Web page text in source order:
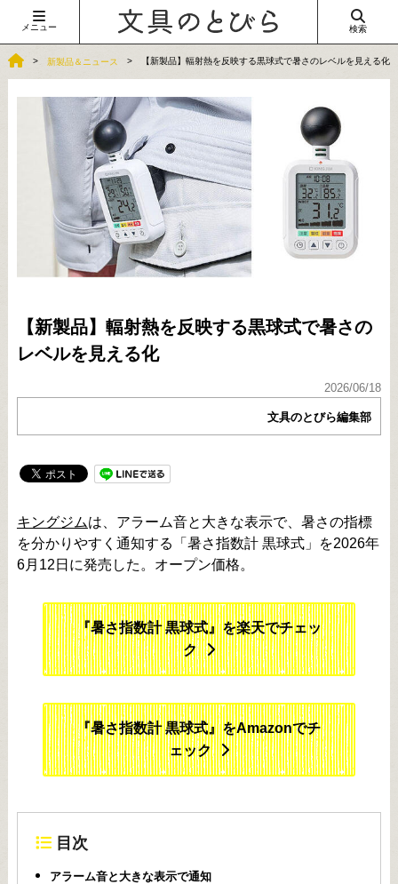
メニュー 検索
新製品＆ニュース 【新製品】輻射熱を反映する黒球式で暑さのレベルを見える化
【新製品】輻射熱を反映する黒球式で暑さの
レベルを見える化
2026/06/18
文具のとびら編集部
キングジムは、アラーム音と大きな表示で、暑さの指標
を分かりやすく通知する「暑さ指数計 黒球式」を2026年
6月12日に発売した。オープン価格。
『暑さ指数計 黒球式』を楽天でチェッ
ク
『暑さ指数計 黒球式』をAmazonでチ
ェック
目次
アラーム音と大きな表示で通知